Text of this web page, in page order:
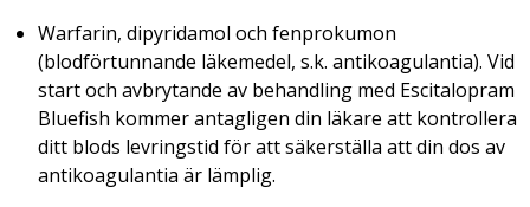
Warfarin, dipyridamol och fenprokumon
(blodförtunnande läkemedel, s.k. antikoagulantia). Vid
start och avbrytande av behandling med Escitalopram
Bluefish kommer antagligen din läkare att kontrollera
ditt blods levringstid för att säkerställa att din dos av
antikoagulantia är lämplig.